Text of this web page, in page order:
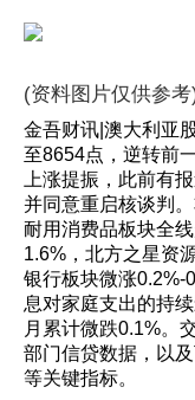
(资料图片仅供参考
金吾财讯|澳大利亚
至8654点，逆转前
上涨提振，此前有
并同意重启核谈判
耐用消费品板块全
1.6%，北方之星资
银行板块微涨0.2%-
息对家庭支出的持
月累计微跌0.1%。
部门信贷数据，以
等关键指标。